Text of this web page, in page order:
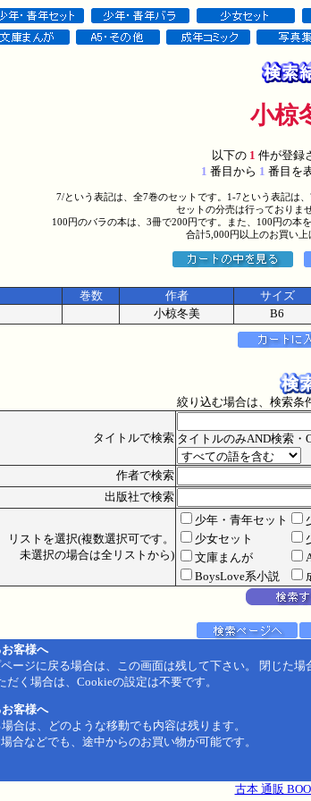
小椋
以下の1 件が登録
1 番目から 1 番目を
7/という表記は、全7巻のセットです。1-7という表記は
セットの分売は行っておりま
100円のバラの本は、3冊で200円です。また、100円の本
合計5,000円以上のお買い上
巻数 作者 サイズ
小椋冬美 B6
絞り込む場合は、検索条
タイトルで検索 タイトルのみAND検索・
作者で検索
出版社で検索
リストを選択(複数選択可です。
未選択の場合は全リストから)
少年・青年セット
少女セット
文庫まんが
BoysLove系小説
客様へ
ージに戻る場合は、この画面は残して下さい。 閉じた
く場合は、Cookieの設定は不要です。
客様へ
合は、どのような移動でも内容は残ります。
合などでも、途中からのお買い物が可能です。
古本 通販